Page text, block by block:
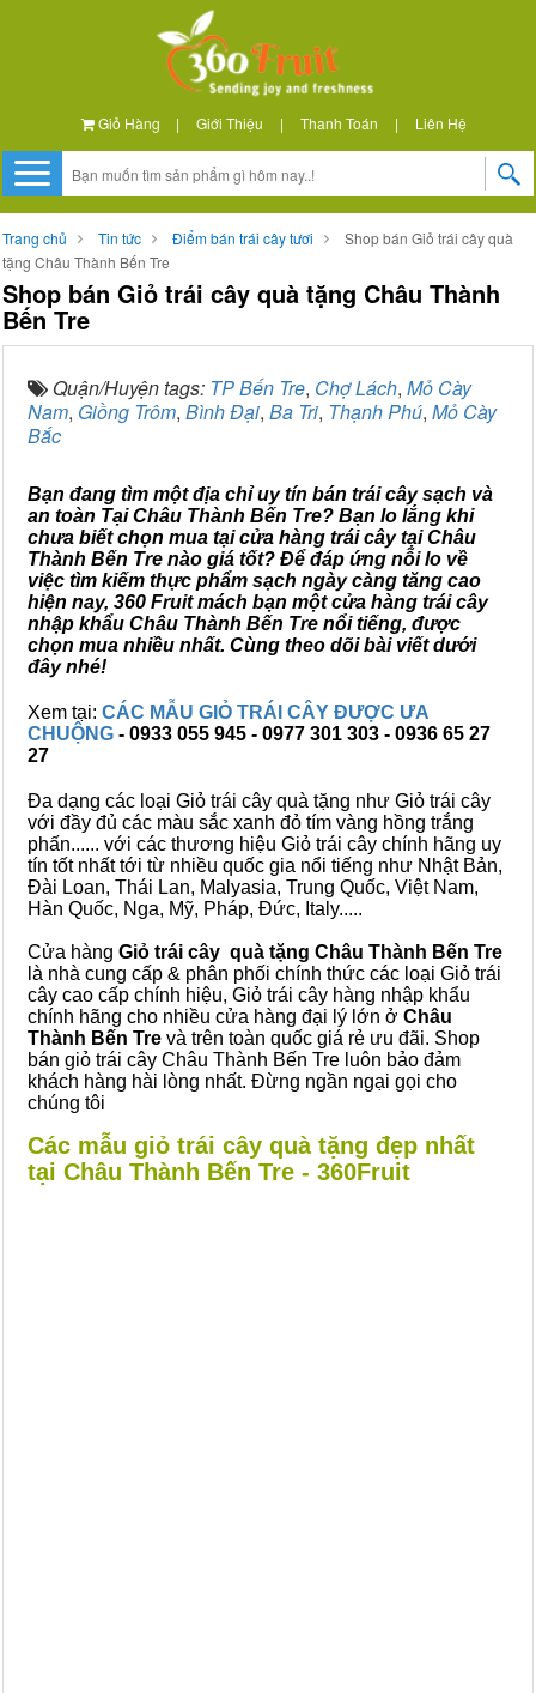
Giỏ Hàng | Giới Thiệu | Thanh Toán | Liên Hệ
Trang chủ Tin tức Điểm bán trái cây tươi
Shop bán Giỏ trái cây quà
tặng Châu Thành Bến Tre
Shop bán Giỏ trái cây quà tặng Châu Thành
Bến Tre
Quận/Huyện tags: TP Bến Tre, Chợ Lách, Mỏ Cày
Nam, Giồng Trôm, Bình Đại, Ba Tri, Thạnh Phú, Mỏ Cày
Bắc
Bạn đang tìm một địa chỉ uy tín bán trái cây sạch và
an toàn Tại Châu Thành Bến Tre? Bạn lo lắng khi
chưa biết chọn mua tại cửa hàng trái cây tại Châu
Thành Bến Tre nào giá tốt? Để đáp ứng nỗi lo về
việc tìm kiếm thực phẩm sạch ngày càng tăng cao
hiện nay, 360 Fruit mách bạn một cửa hàng trái cây
nhập khẩu Châu Thành Bến Tre nổi tiếng, được
chọn mua nhiều nhất. Cùng theo dõi bài viết dưới
đây nhé!
Xem tại: CÁC MẪU GIỎ TRÁI CÂY ĐƯỢC ƯA
CHUỘNG - 0933 055 945 - 0977 301 303 - 0936 65 27
27
Đa dạng các loại Giỏ trái cây quà tặng như Giỏ trái cây
với đầy đủ các màu sắc xanh đỏ tím vàng hồng trắng
phấn...... với các thương hiệu Giỏ trái cây chính hãng uy
tín tốt nhất tới từ nhiều quốc gia nổi tiếng như Nhật Bản,
Đài Loan, Thái Lan, Malyasia, Trung Quốc, Việt Nam,
Hàn Quốc, Nga, Mỹ, Pháp, Đức, Italy.....
Cửa hàng Giỏ trái cây quà tặng Châu Thành Bến Tre
là nhà cung cấp & phân phối chính thức các loại Giỏ trái
cây cao cấp chính hiệu, Giỏ trái cây hàng nhập khẩu
chính hãng cho nhiều cửa hàng đại lý lớn ở Châu
Thành Bến Tre và trên toàn quốc giá rẻ ưu đãi. Shop
bán giỏ trái cây Châu Thành Bến Tre luôn bảo đảm
khách hàng hài lòng nhất. Đừng ngần ngại gọi cho
chúng tôi
Các mẫu giỏ trái cây quà tặng đẹp nhất
tại Châu Thành Bến Tre - 360Fruit